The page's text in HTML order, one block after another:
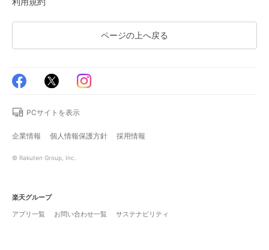
ページの上へ戻る
PCサイトを表示
企業情報 個人情報保護方針 採用情報
© Rakuten Group, Inc.
楽天グループ
アプリ一覧
お問い合わせ一覧 サステナビリティ